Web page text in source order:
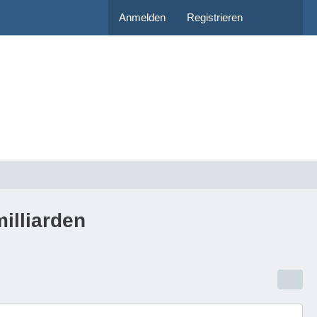
Anmelden Registrieren